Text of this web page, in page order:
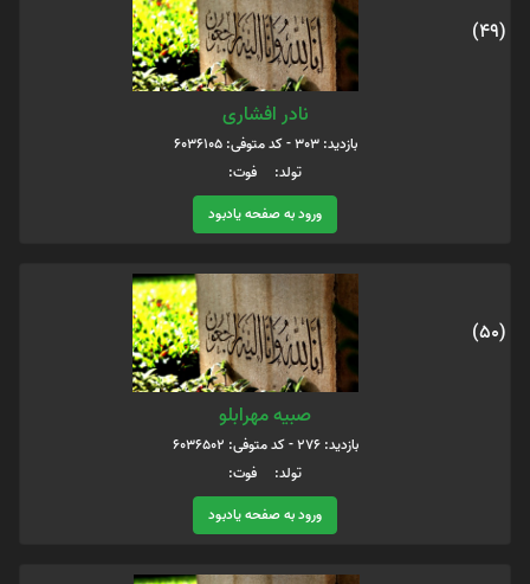
(49)
نادر افشاری
بازدید: 303 - کد متوفی: 6036105
تولد: فوت:
ورود به صفحه یادبود
(50)
صبیه مهرابلو
بازدید: 276 - کد متوفی: 6036502
تولد: فوت:
ورود به صفحه یادبود